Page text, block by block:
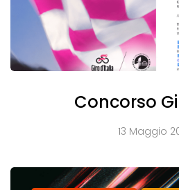
Concorso
13 Maggio